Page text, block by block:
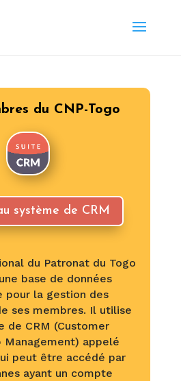
du CNP-Togo
système de CRM
du Patronat du Togo
base de données
pour la gestion des
ses membres. Il utilise
de CRM (Customer
Management) appelé
peut être accédé par
ayant un compte